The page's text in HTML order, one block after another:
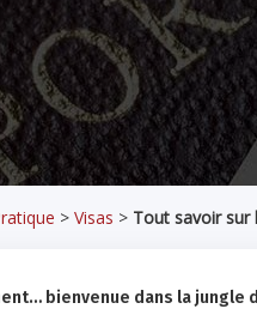
> Visas > Tout savoir sur
bienvenue dans la jungle